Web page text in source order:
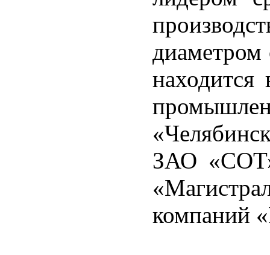
находится
ЗАО «СОТ»
компаний